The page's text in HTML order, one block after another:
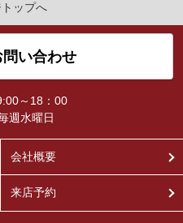
ップへ
い合わせ
～18：00
週水曜日
会社概要
来店予約